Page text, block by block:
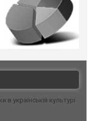
в українській культурі